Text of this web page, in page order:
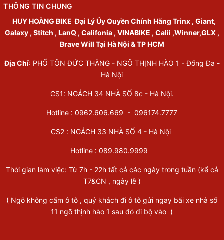
THÔNG TIN CHUNG
HUY HOÀNG BIKE Đại Lý Ủy Quyền Chính Hãng Trinx , Giant,
Galaxy , Stitch , LanQ , Califonia , VINABIKE , Calii ,Winner,GLX ,
Brave Will Tại Hà Nội & TP HCM
Địa Chỉ: PHỐ TÔN ĐỨC THẮNG - NGÕ THỊNH HÀO 1 - Đống Đa -
Hà Nội
CS1: NGÁCH 34 NHÀ SỐ 8c - Hà Nội.
Hotline : 0962.606.669 - 096174.7777
CS2 : NGÁCH 33 NHÀ SỐ 4 - Hà Nội
Hotline : 089.980.9999
Thời gian làm việc: Từ 7h - 22h tất cả các ngày trong tuần (kể cả
T7&CN , ngày lễ )
( Ngõ không cấm ô tô , quý khách đi ô tô gửi ngay bãi xe nhà số
11 ngõ thịnh hào 1 sau đó đi bộ vào )